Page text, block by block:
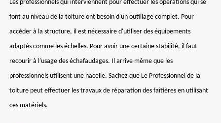
Les professionnels qui interviennent pour effectuer les opérations qui se
font au niveau de la toiture ont besoin d'un outillage complet. Pour
accéder à la structure, il est nécessaire d'utiliser des équipements
adaptés comme les échelles. Pour avoir une certaine stabilité, il faut
recourir à l'usage des échafaudages. Il arrive même que les
professionnels utilisent une nacelle. Sachez que Le Professionnel de la
toiture peut effectuer les travaux de réparation des faîtières en utilisant
ces matériels.